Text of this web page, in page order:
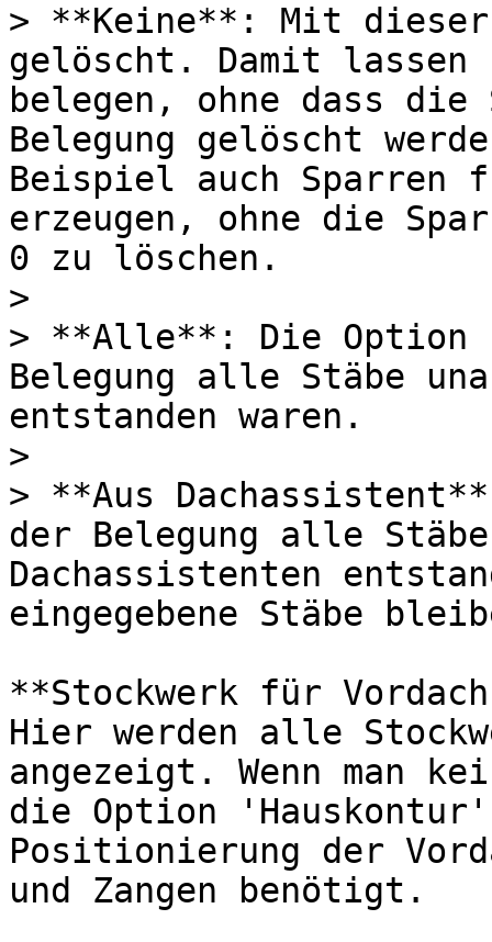
> **Keine**: Mit dieser
gelöscht. Damit lassen
belegen, ohne dass
Belegung gelöscht
Beispiel auch Sparren
erzeugen, ohne die
0 zu löschen.
>
> **Alle**: Die
Belegung alle Stäbe
entstanden waren.
>
> **Aus
der Belegung alle
Dachassistenten
eingegebene Stäbe
**Stockwerk für
Hier werden alle
angezeigt. Wenn man
die Option
Positionierung der
und Zangen benötigt.